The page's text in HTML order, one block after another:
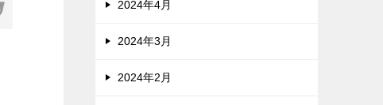
2024年4月
2024年3月
2024年2月